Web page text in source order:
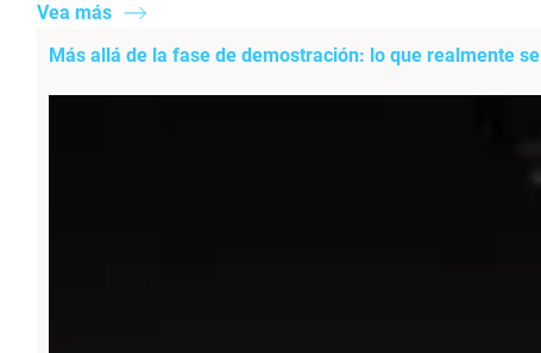
Vea más
Más allá de la fase de demostración: lo que realmente